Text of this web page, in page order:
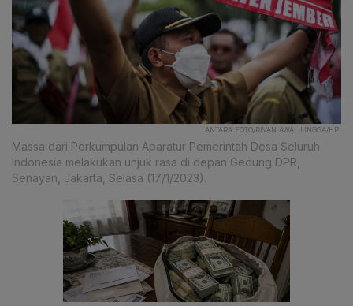
ANTARA FOTO/RIVAN AWAL LINGGA/HP.
Massa dari Perkumpulan Aparatur Pemerintah Desa Seluruh
Indonesia melakukan unjuk rasa di depan Gedung DPR,
Senayan, Jakarta, Selasa (17/1/2023).